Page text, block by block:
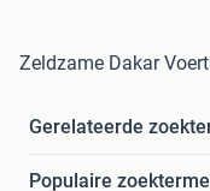
Zeldzame Dakar
Gerelateerde
Populaire